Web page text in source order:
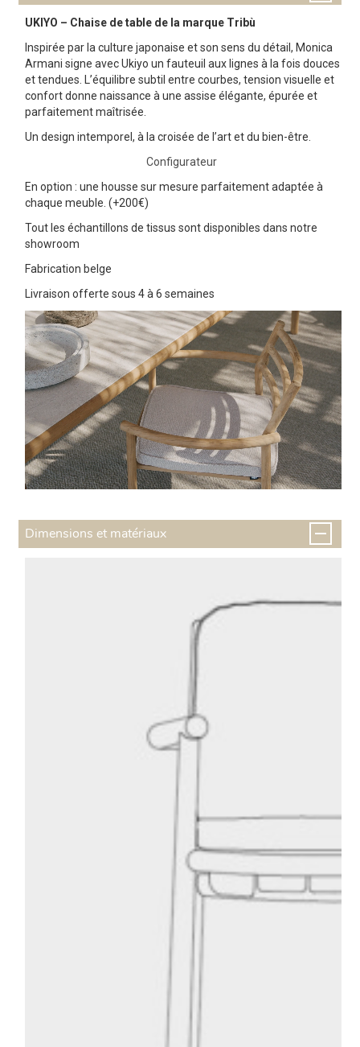
UKIYO – Chaise de table de la marque Tribù
Inspirée par la culture japonaise et son sens du détail, Monica
Armani signe avec Ukiyo un fauteuil aux lignes à la fois douces
et tendues. L’équilibre subtil entre courbes, tension visuelle et
confort donne naissance à une assise élégante, épurée et
parfaitement maîtrisée.
Un design intemporel, à la croisée de l’art et du bien-être.
Configurateur
En option : une housse sur mesure parfaitement adaptée à
chaque meuble. (+200€)
Tout les échantillons de tissus sont disponibles dans notre
showroom
Fabrication belge
Livraison offerte sous 4 à 6 semaines
Dimensions et matériaux